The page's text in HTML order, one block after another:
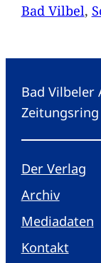
Bad Vilbel,
Bad Vilbeler
Zeitungsring
Der Verlag
Archiv
Mediadaten
Kontakt